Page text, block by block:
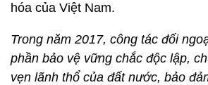
hóa của Việt Nam.
Trong năm 2017, công tác đối
phần bảo vệ vững chắc độc lập, ch
vẹn lãnh thổ của đất nước, bảo đả